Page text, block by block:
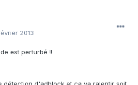
2013
est perturbé !!
détection d'adblock et ça va ralentir soit